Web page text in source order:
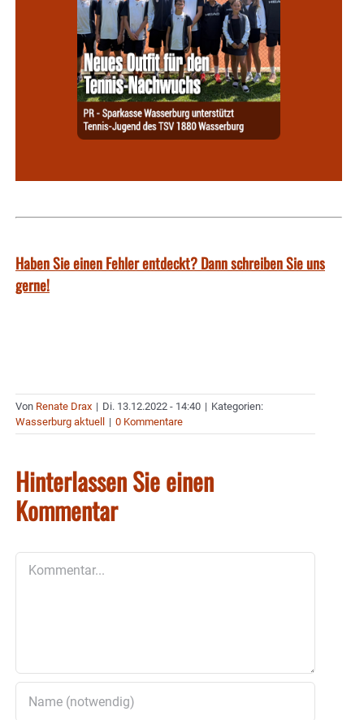
Haben Sie einen Fehler entdeckt? Dann schreiben Sie uns
gerne!
Von Renate Drax | Di. 13.12.2022 - 14:40 | Kategorien:
Wasserburg aktuell | 0 Kommentare
Hinterlassen Sie einen
Kommentar